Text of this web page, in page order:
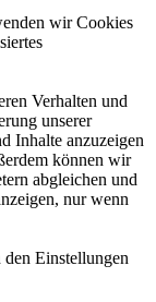
wir Cookies
Verhalten und
unserer
Inhalte anzuzeigen
können wir
abgleichen und
nur wenn
Einstellungen